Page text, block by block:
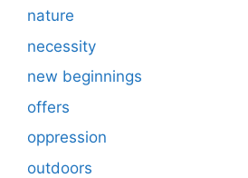
nature
necessity
new beginnings
offers
oppression
outdoors